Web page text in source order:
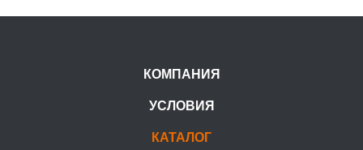
КОМПАНИЯ
УСЛОВИЯ
КАТАЛОГ